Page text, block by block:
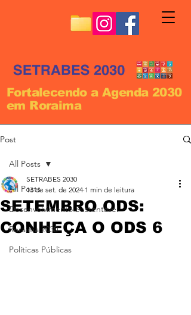
Fortalecendo a Agenda 2030
em Roraima
Post
All Posts
Desenvolvimento Sustentável
Roraima 2030
Políticas Públicas
All Posts
SETEMBRO ODS:
CONHEÇA O ODS 6
SETRABES 2030
13 de set. de 2024 1 min de leitura